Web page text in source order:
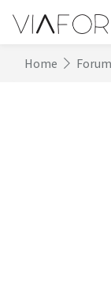
Home Forum